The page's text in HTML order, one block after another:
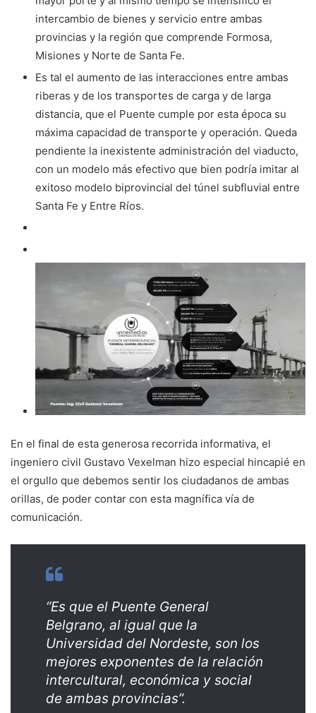
intercambio de bienes y servicio entre ambas
provincias y la región que comprende Formosa,
Misiones y Norte de Santa Fe.
Es tal el aumento de las interacciones entre ambas
riberas y de los transportes de carga y de larga
distancia, que el Puente cumple por esta época su
máxima capacidad de transporte y operación. Queda
pendiente la inexistente administración del viaducto,
con un modelo más efectivo que bien podría imitar al
exitoso modelo biprovincial del túnel subfluvial entre
Santa Fe y Entre Ríos.
En el final de esta generosa recorrida informativa, el
ingeniero civil Gustavo Vexelman hizo especial hincapié en
el orgullo que debemos sentir los ciudadanos de ambas
orillas, de poder contar con esta magnífica vía de
comunicación.
“Es que el Puente General
Belgrano, al igual que la
Universidad del Nordeste, son los
mejores exponentes de la relación
intercultural, económica y social
de ambas provincias”.